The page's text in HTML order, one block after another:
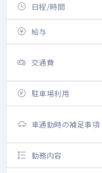
日程/時間
給与
交通費
駐車場利用
車通勤時の補足事項
勤務内容